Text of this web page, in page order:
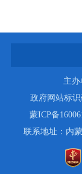
主
政府网站标
蒙ICP备
联系地址：内